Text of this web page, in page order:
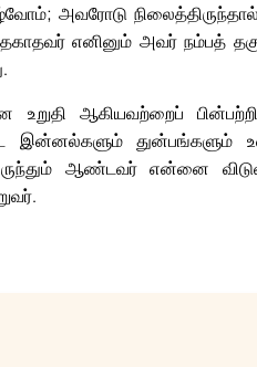
அவரோடு
எனினும் அவர் நம்பத்
ஆகியவற்றைப் பின்பற்றி
இன்னல்களும் துன்பங்களும்
ஆண்டவர் என்னை